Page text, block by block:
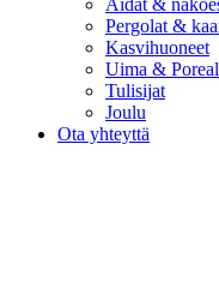
Aidat &
Pergolat &
Kasvihuoneet
Uima &
Tulisijat
Joulu
Ota yhteyttä